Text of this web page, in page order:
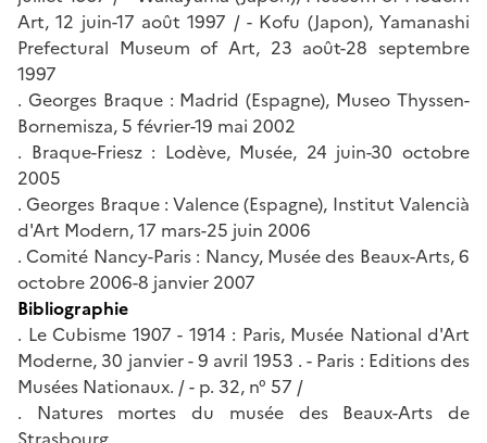
Art, 12 juin-17 août 1997 / - Kofu (Japon), Yamanashi
Prefectural Museum of Art, 23 août-28 septembre
1997
. Georges Braque : Madrid (Espagne), Museo Thyssen-
Bornemisza, 5 février-19 mai 2002
. Braque-Friesz : Lodève, Musée, 24 juin-30 octobre
2005
. Georges Braque : Valence (Espagne), Institut Valencià
d'Art Modern, 17 mars-25 juin 2006
. Comité Nancy-Paris : Nancy, Musée des Beaux-Arts, 6
octobre 2006-8 janvier 2007
Bibliographie
. Le Cubisme 1907 - 1914 : Paris, Musée National d'Art
Moderne, 30 janvier - 9 avril 1953 . - Paris : Editions des
Musées Nationaux. / - p. 32, n° 57 /
. Natures mortes du musée des Beaux-Arts de